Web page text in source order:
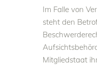
Im Falle von
steht den
Mitgliedstaat